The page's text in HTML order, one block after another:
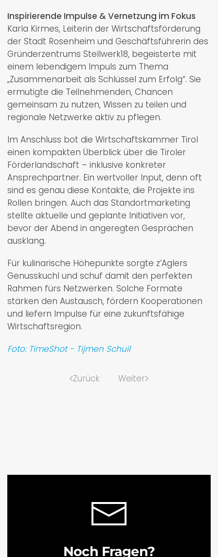
Inspirierende Impulse & Vernetzung im Fokus
Karla Kirmes, Leiterin der Wirtschaftsförderung
der Stadt Rosenheim und Geschäftsführerin des
Gründerzentrums Stellwerk18, begeisterte mit
einem lebendigem Impuls zum Thema
„Zusammenarbeit als Schlüssel zum Erfolg“. Sie
ermutigte die Teilnehmenden, Chancen
gemeinsam zu nutzen, Wissen zu teilen und
regionale Netzwerke aktiv zu pflegen.
Im Anschluss bot die Wirtschaftskammer Tirol
einen kompakten Überblick über die Tiroler
Förderlandschaft – inklusive konkreter
Ansprechpartner. Ein wertvoller Input, denn oft
sind es genau diese Kontakte, die Projekte ins
Rollen bringen. Auch das Standortmarketing
stellte aktuelle und geplante Initiativen vor,
bevor der Abend in angeregten Gesprächen
ausklang.
Für kulinarische Höhepunkte sorgte z’Aglers
Genusskuchl und schuf damit den perfekten
Rahmen fürs Netzwerken. Solche Formate
stärken den Austausch, fördern Kooperationen
und liefern Impulse für eine zukunftsfähige
Wirtschaftsregion.
Foto: TimeShot - Tijmen Schuil
Zurück Weiter
Noch Fragen?